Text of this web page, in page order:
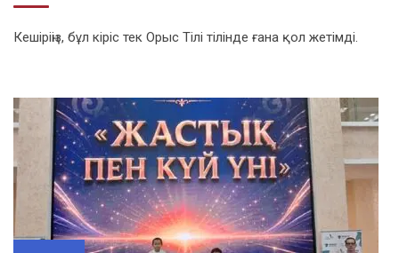
Кешіріңіз, бұл кіріс тек Орыс Тілі тілінде ғана қол жетімді.